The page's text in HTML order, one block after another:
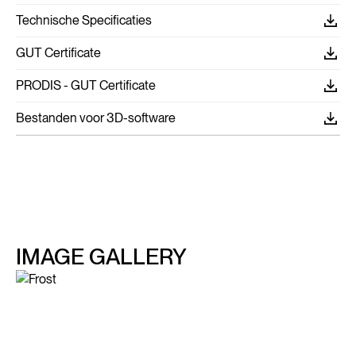
Technische Specificaties
GUT Certificate
PRODIS - GUT Certificate
Bestanden voor 3D-software
IMAGE GALLERY